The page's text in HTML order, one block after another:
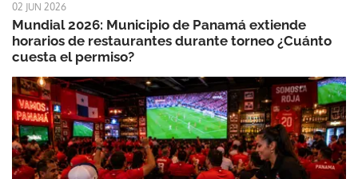
02 JUN 2026
Mundial 2026: Municipio de Panamá extiende
horarios de restaurantes durante torneo ¿Cuánto
cuesta el permiso?